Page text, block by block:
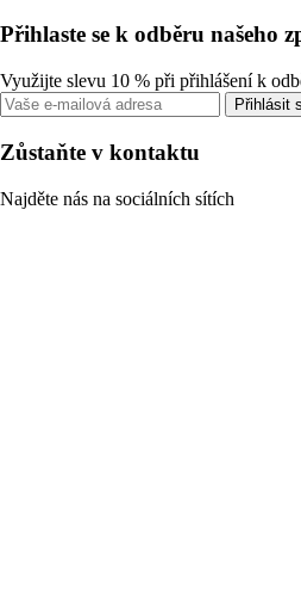
Přihlaste se k odběru našeho
Využijte slevu 10 % při přihlášení k
Přihlásit
Zůstaňte v kontaktu
Najděte nás na sociálních sítích